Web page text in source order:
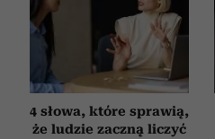
4 słowa, które sprawią,
że ludzie zaczną liczyć